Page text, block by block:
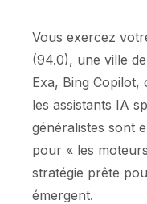
Vous exercez
(94.0), une ville
Exa, Bing Copilot,
les assistants IA
généralistes sont
pour « les
stratégie prête
émergent.